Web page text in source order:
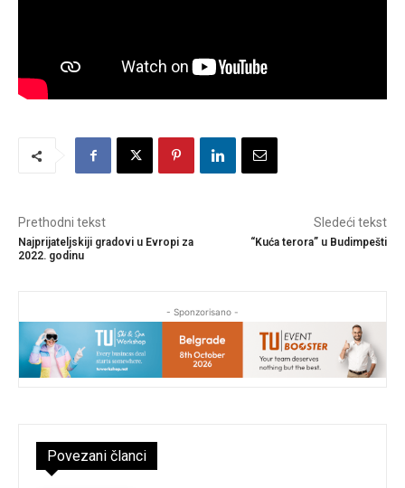
Prethodni tekst
Najprijateljskiji gradovi u Evropi za
2022. godinu
Sledeći tekst
“Kuća terora” u Budimpešti
- Sponzorisano -
Povezani članci